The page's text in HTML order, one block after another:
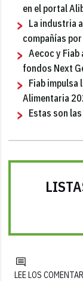
en el portal
La industria
compañías
Aecoc y Fiab
fondos Next
Fiab impulsa
Alimentaria
Estas son
LEE LOS